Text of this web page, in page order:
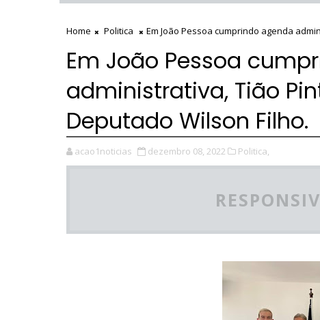
Home Politica Em João Pessoa cumprindo agenda
Em João Pessoa
administrativa, Tião
Deputado Wilson Filho.
acao1noticias dezembro 08, 2022 Politica,